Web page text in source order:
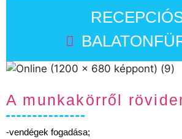
A munkakörről
-vendégek fogadása;